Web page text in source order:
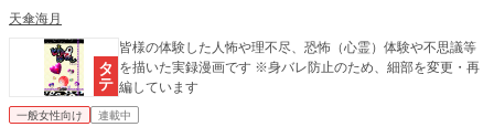
天傘海月
皆様の体験した人怖や理不尽、恐怖（心霊）体験や不思議等
を描いた実録漫画です ※身バレ防止のため、細部を変更・再
編しています
一般女性向け 連載中